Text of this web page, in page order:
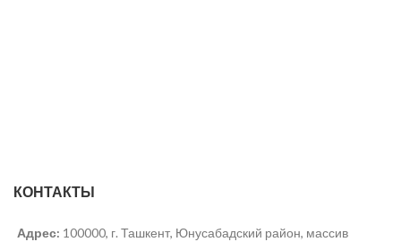
КОНТАКТЫ
Адрес: 100000, г. Ташкент, Юнусабадский район, массив